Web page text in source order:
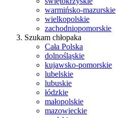
warmińsko-mazurskie
wielkopolskie
zachodniopomorskie
Szukam chłopaka
Cała Polska
dolnośląskie
kujawsko-pomorskie
lubelskie
lubuskie
łódzkie
małopolskie
mazowieckie